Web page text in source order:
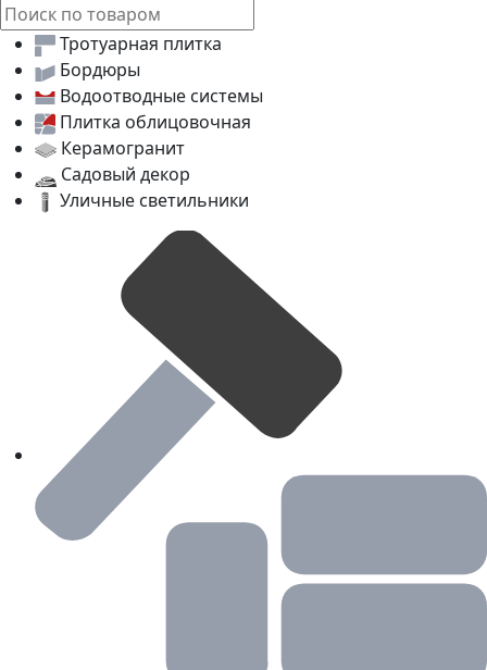
Тротуарная плитка
Бордюры
Водоотводные системы
Плитка облицовочная
Керамогранит
Садовый декор
Уличные светильники